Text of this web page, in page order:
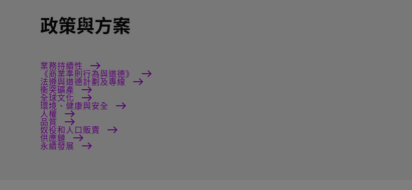
政策與方案
業務持續性
《商業準則行為與道德》
法遵與道德計劃及專線
衝突礦產
全球文化
環境、健康與安全
人權
品質
奴役和人口販賣
供應鏈
永續發展